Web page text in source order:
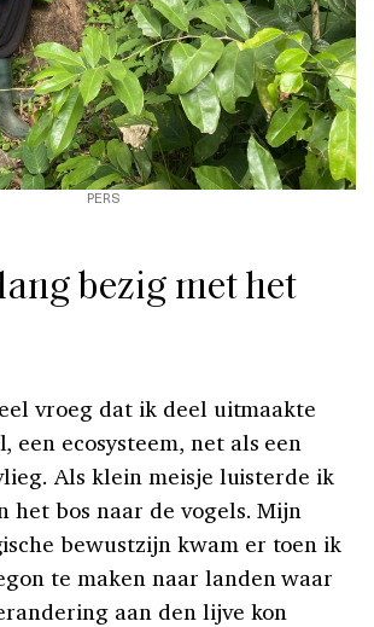
PERS
bezig met het
vroeg dat ik deel uitmaakte
een ecosysteem, net als een
Als klein meisje luisterde ik
het bos naar de vogels. Mijn
bewustzijn kwam er toen ik
te maken naar landen waar
aan den lijve kon